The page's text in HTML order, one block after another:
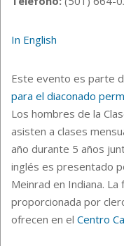
In English
Este evento es parte
para el diaconado
Los hombres de la
asisten a clases
año durante 5 años
inglés es presentado
Meinrad en Indiana.
proporcionada por
ofrecen en el Centro